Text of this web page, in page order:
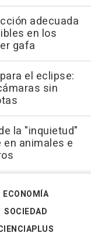
adecuada
en los
gafa
el eclipse:
sin
la "inquietud"
animales e
ECONOMÍA
SOCIEDAD